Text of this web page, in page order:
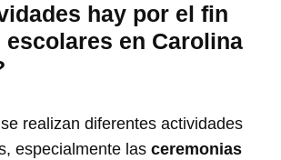
hay por el fin
escolares en Carolina
realizan diferentes actividades
especialmente lasceremonias